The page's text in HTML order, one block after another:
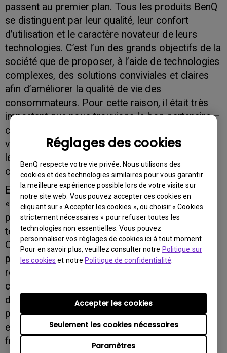
Réglages des cookies
BenQ respecte votre vie privée. Nous utilisons des
cookies et des technologies similaires pour vous garantir
la meilleure expérience possible lors de votre visite sur
notre site web. Vous pouvez accepter ces cookies en
cliquant sur « Accepter les cookies », ou choisir « Cookies
strictement nécessaires » pour refuser toutes les
technologies non essentielles. Vous pouvez
personnaliser vos réglages de cookies ici à tout moment.
Pour en savoir plus, veuillez consulter notre Politique sur
les cookies et notre Politique de confidentialité
Paramètres
Seulement les cookies nécessaires
Accepter les cookies
passent au premier plan. Tous les produits BenQ
se distinguent par leur qualité, leur confort
d’utilisation et le caractère novateur de leurs
technologies. C’est l’un des grands objectifs de la
société que de proposer, à l’aide de technologies
complexes, des solutions conviviales et claires
afin d’améliorer la qualité de vie des
consommateurs. Pour cette raison, il était très
important que nous trouvions le bon partenaire –
c’est chose faite avec Actebis SA – si nous
voulions toucher le marché suisse, notamment
les régions alémanique et romande, de manière
optimale.»
Et Jan Schulz, gérant de Actebis SA, de préciser:
«Avec les produits de BenQ, nous élargissons le
portefeuille actuel avec des produits de qualité
tels que écrans TFT, CD-ROM, DVD et lecteurs
CD-RW, supports d’enregistrement et appareils
photo numériques. La qualité des produits et le
recentrage sur les besoins de la clientèle
correspondent parfaitement à la philosophie
d‘Actebis. Les derniers préparatifs sont en cours
pour que l’opération puisse débuter sans
encombre le 1er novembre 2002 et porter ses
fruits.